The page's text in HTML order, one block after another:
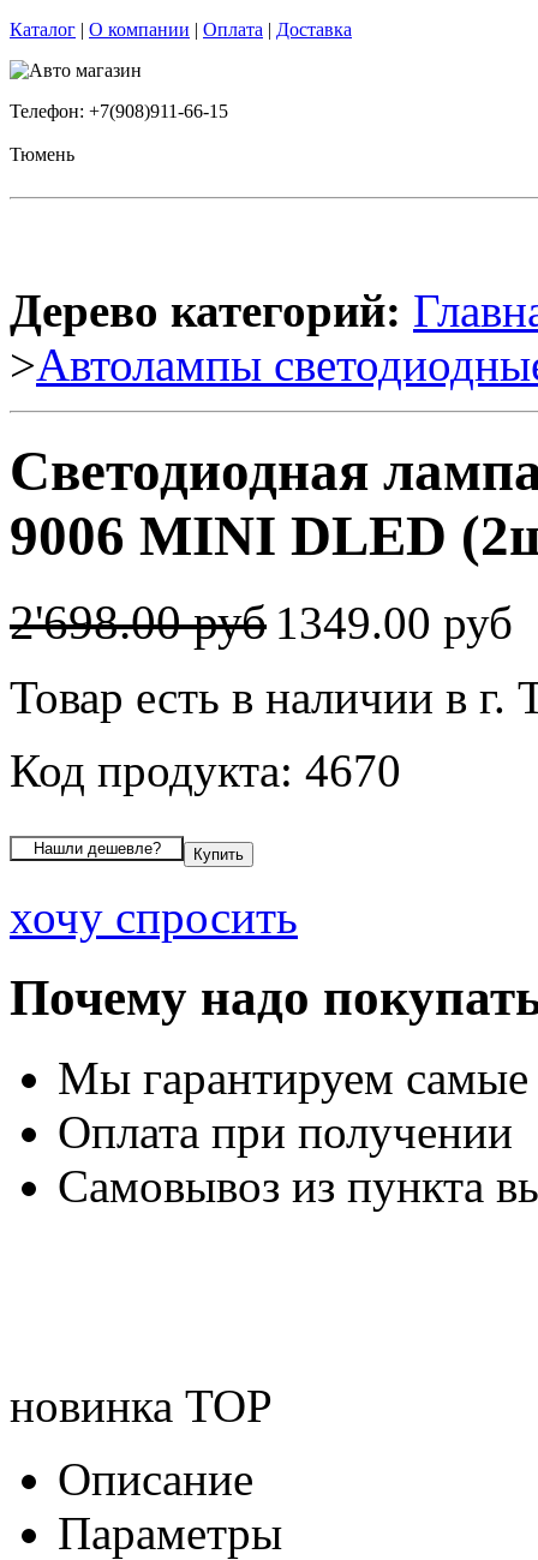
Каталог | О компании | Оплата | Доставка
Телефон: +7(908)911-66-15
Тюмень
Дерево категорий:
>Автолампы
Светодиодная
9006 MINI DLED
2'698.00 руб 1349.00 руб
Товар есть в наличии в г.
Код продукта: 4670
хочу спросить
Почему надо
Мы гарантируем
Оплата при получении
Самовывоз из пункта
новинка TOP
Описание
Параметры